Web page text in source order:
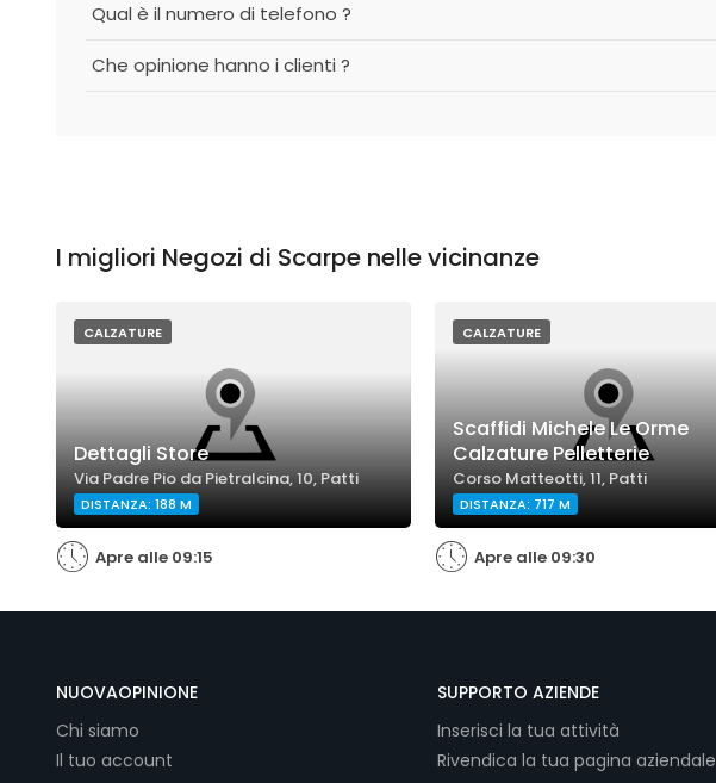
Qual è il numero di telefono ?
Che opinione hanno i clienti ?
I migliori Negozi di Scarpe nelle vicinanze
CALZATURE
Dettagli Store
Via Padre Pio da Pietralcina, 10, Patti
DISTANZA: 188 M
Apre alle 09:15
CALZATURE
Scaffidi Michele Le Orme
Calzature Pelletterie
Corso Matteotti, 11, Patti
DISTANZA: 717 M
Apre alle 09:30
NUOVAOPINIONE
Chi siamo
Il tuo account
SUPPORTO AZIENDE
Inserisci la tua attività
Rivendica la tua pagina aziendale